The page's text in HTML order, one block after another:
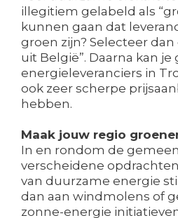
illegitiem gelabeld als
kunnen gaan dat
groen zijn? Selecteer dan
uit België”. Daarna kan
energieleveranciers in
ook zeer scherpe
hebben.
Maak jouw regio
In en rondom de
verscheidene
van duurzame energie
dan aan windmolens of
zonne-energie